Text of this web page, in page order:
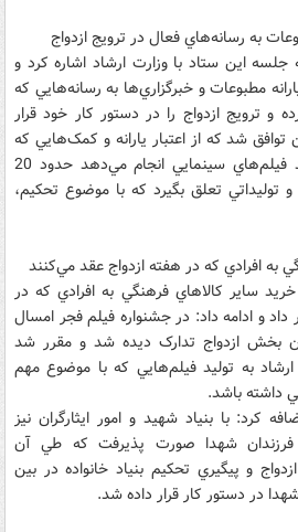
اين ستاد با وزارت ارشاد اشاره کرد و
درصد از يارانه مطبوعات و خبرگزاري‌ها به رسانه‌هايي که
و ترويج ازدواج را در دستور کار خود قرار
توافق شد که از اعتبار يارانه و کمک‌هايي که
وزارت ارشاد در راستاي توليد فيلم‌هاي سينمايي انجام مي‌دهد حدود 20
توليد‌اتي تعلق بگيرد که با موضوع تحکيم،
به افرادي که در هفته ازدواج عقد مي‌کنند
ساير کالاهاي فرهنگي به افرادي که در
و ادامه داد: در جشنواره فيلم فجر امسال
بخش ازدواج تدارک ديده شد و مقرر شد
به توليد فيلم‌هايي که با موضوع مهم
داشته باشد.
کرد: با بنياد شهيد و امور ايثارگران نيز
شهدا صورت پذيرفت که طي آن
و پيگيري تحکيم بنياد خانواده در بين
در دستور کار قرار داده شد.